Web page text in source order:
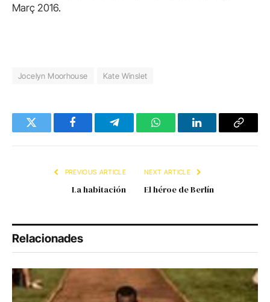
Març 2016.
Jocelyn Moorhouse Kate Winslet
Twitter FacebookTelegramWhatsAppLinkedInCopy
PREVIOUS ARTICLE
La habitación
NEXT ARTICLE
El héroe de Berlín
Relacionades